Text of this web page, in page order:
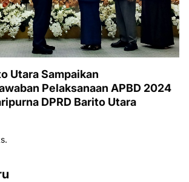
Utara Sampaikan
Pelaksanaan APBD 2024
DPRD Barito Utara